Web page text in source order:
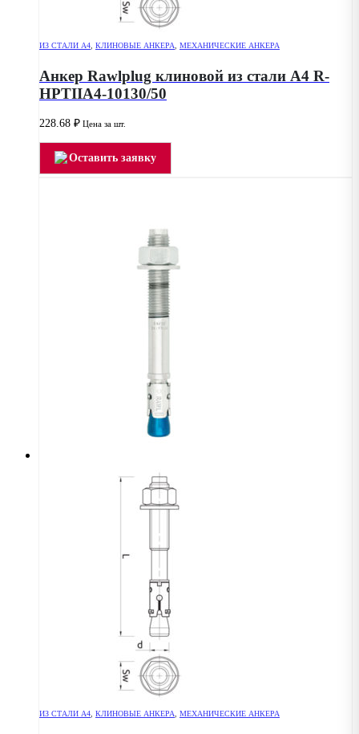
ИЗ СТАЛИ А4, КЛИНОВЫЕ АНКЕРА, МЕХАНИЧЕСКИЕ АНКЕРА
Анкер Rawlplug клиновой из стали А4 R-
HPTIIA4-10130/50
228.68 ₽ Цена за шт.
Оставить заявку
ИЗ СТАЛИ А4 КЛИНОВЫЕ АНКЕРА МЕХАНИЧЕСКИЕ АНКЕРА